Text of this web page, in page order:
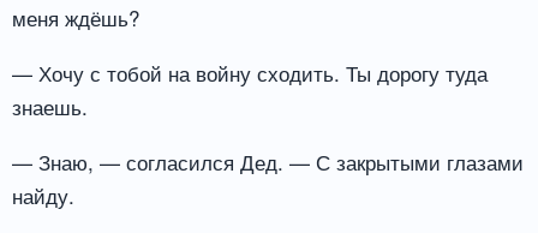
меня ждёшь?
— Хочу с тобой на войну сходить. Ты дорогу туда
знаешь.
— Знаю, — согласился Дед. — С закрытыми глазами
найду.